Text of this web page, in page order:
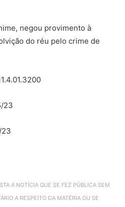
negou provimento à
do réu pelo crime de
23
23
A NOTÍCIA QUE SE FEZ PÚBLICA SEM
A RESPEITO DA MATÉRIA OU SE